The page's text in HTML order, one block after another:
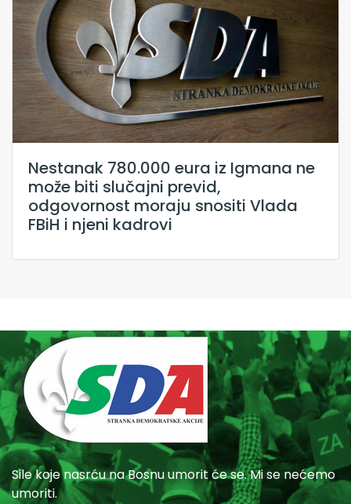
Nestanak 780.000 eura iz Igmana ne
može biti slučajni previd,
odgovornost moraju snositi Vlada
FBiH i njeni kadrovi
Sile koje nasrću na Bosnu umorit će se. Mi se nećemo
umoriti.